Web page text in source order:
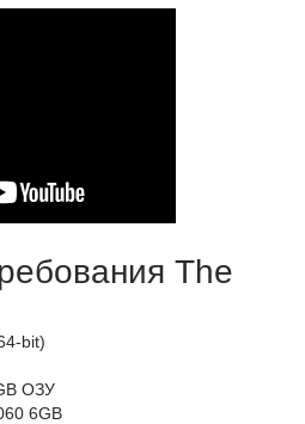
The
bit)
ОЗУ
6GB